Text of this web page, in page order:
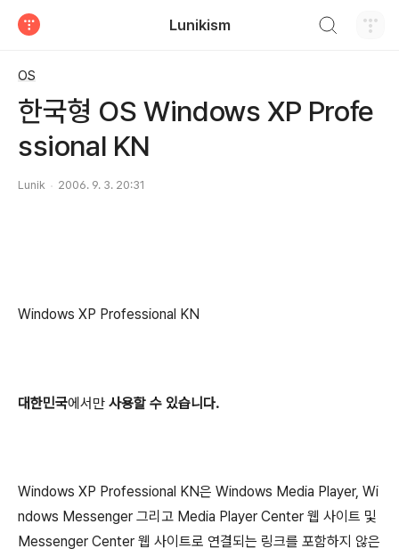
Lunikism
OS
한국형 OS Windows XP Profe
ssional KN
Lunik 2006. 9. 3. 20:31
Windows XP Professional KN
대한민국에서만 사용할 수 있습니다.
Windows XP Professional KN은 Windows Media Player, Wi
ndows Messenger 그리고 Media Player Center 웹 사이트 및
Messenger Center 웹 사이트로 연결되는 링크를 포함하지 않은